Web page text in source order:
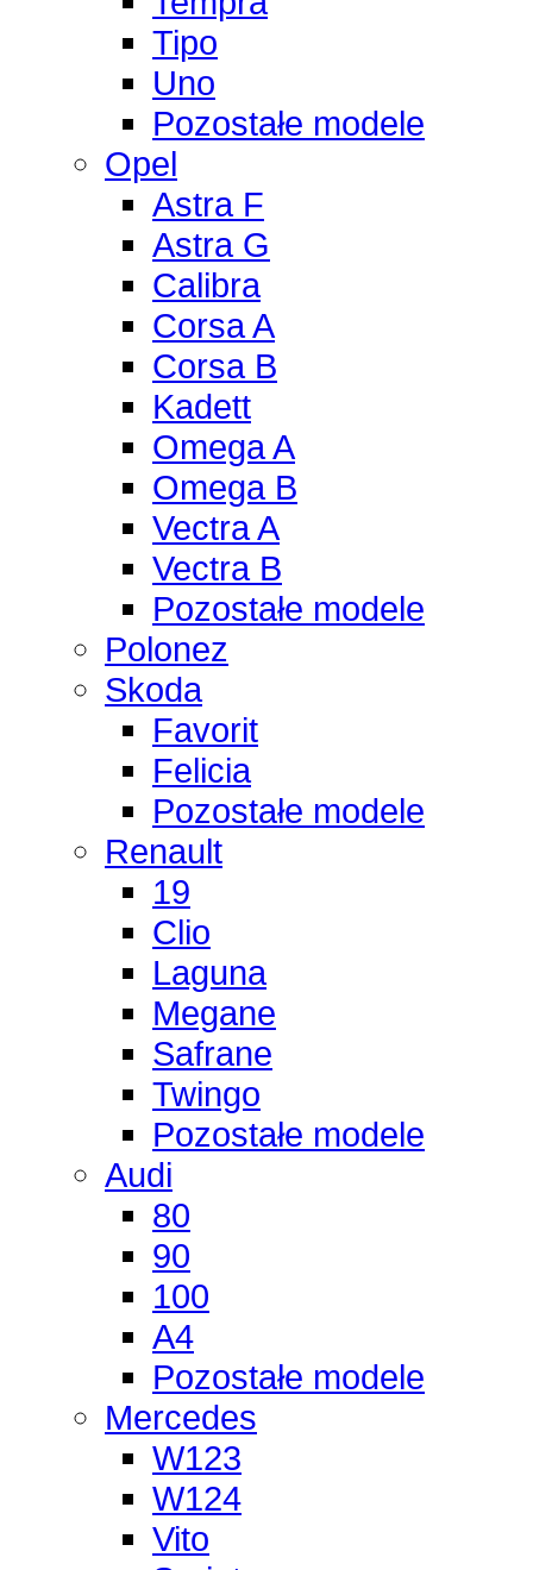
Tipo
Uno
Pozostałe modele
Opel
Astra F
Astra G
Calibra
Corsa A
Corsa B
Kadett
Omega A
Omega B
Vectra A
Vectra B
Pozostałe modele
Polonez
Skoda
Favorit
Felicia
Pozostałe modele
Renault
19
Clio
Laguna
Megane
Safrane
Twingo
Pozostałe modele
Audi
80
90
100
A4
Pozostałe modele
Mercedes
W123
W124
Vito